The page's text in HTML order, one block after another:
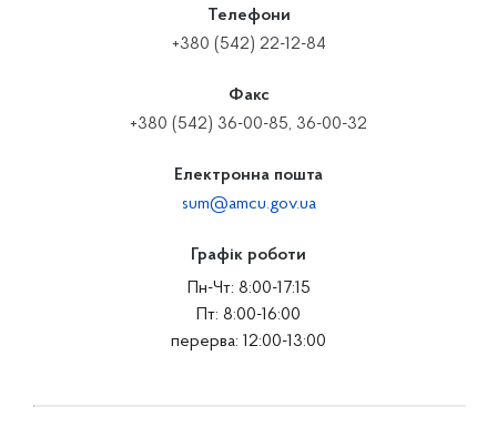
Телефони
+380 (542) 22-12-84
Факс
+380 (542) 36-00-85, 36-00-32
Електронна пошта
sum@amcu.gov.ua
Графік роботи
Пн-Чт: 8:00-17:15
Пт: 8:00-16:00
перерва: 12:00-13:00